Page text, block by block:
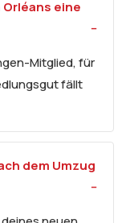
eine
Mitglied, für
fällt
dem Umzug